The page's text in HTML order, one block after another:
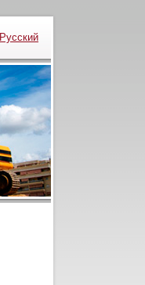
Русский